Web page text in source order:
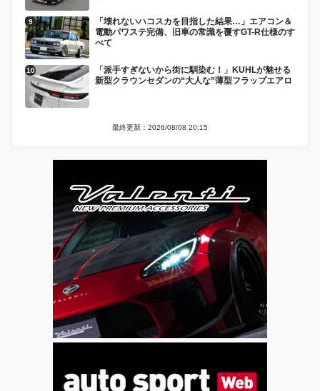
「壊れないハコスカを目指した結果…」エアコン＆
電動パワステ完備、旧車の常識を覆すGT-R仕様のす
べて
「派手すぎないから街に馴染む！」KUHLが魅せる
新型クラウンセダンの“大人な”薄型フラップエアロ
最終更新：2026/08/08 20:15